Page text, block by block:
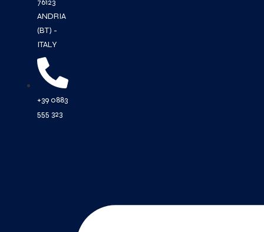
ANDRIA
(BT) -
ITALY
+39 0883
555 323